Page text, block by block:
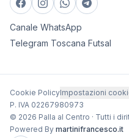
Canale WhatsApp
Telegram Toscana Futsal
Cookie PolicyImpostazioni
P. IVA 02267980973
© 2026 Palla al Centro · Tutti i
Powered By martinifrancesco.it